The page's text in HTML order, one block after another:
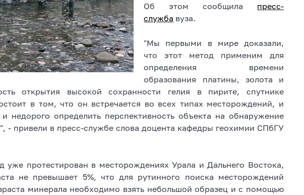
Об этом сообщила пресс-
служба вуза.
"Мы первыми в мире доказали,
что этот метод применим для
определения времени
образования платины, золота и
открытия высокой сохранности гелия в пирите, спутнике
в том, что он встречается во всех типах месторождений, и
недорого определить перспективность объекта на обнаружение
- привели в пресс-службе слова доцента кафедры геохимии СПбГУ
уже протестирован в месторождениях Урала и Дальнего Востока,
не превышает 5%, что для рутинного поиска месторождений
минерала необходимо взять небольшой образец и с помощью